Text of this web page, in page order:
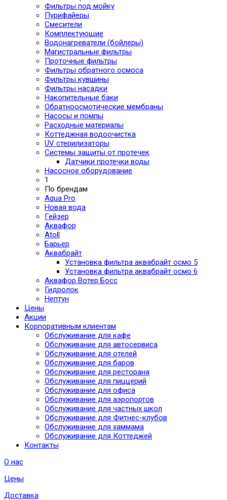
Фильтры под мойку
Пурифайеры
Смесители
Комплектующие
Водонагреватели (бойлеры)
Магистральные фильтры
Проточные фильтры
Фильтры обратного осмоса
Фильтры кувшины
Фильтры насадки
Накопительные баки
Обратноосмотические мембраны
Насосы и помпы
Расходные материалы
Коттеджная водоочистка
UV стерилизаторы
Системы защиты от протечек
Датчики протечки воды
Насосное оборудование
1
По брендам
Aqua Pro
Новая вода
Гейзер
Аквафор
Atoll
Барьер
Аквабрайт
Установка фильтра аквабрайт осмо 5
Установка фильтра аквабрайт осмо 6
Аквафор Вотер Босс
Гидролок
Нептун
Цены
Акции
Корпоративным клиентам
Обслуживание для кафе
Обслуживание для автосервиса
Обслуживание для отелей
Обслуживание для баров
Обслуживание для ресторана
Обслуживание для пиццерий
Обслуживание для офиса
Обслуживание для аэропортов
Обслуживание для частных школ
Обслуживание для Фитнес-клубов
Обслуживание для хаммама
Обслуживание для Коттеджей
Контакты
О нас
Цены
Доставка